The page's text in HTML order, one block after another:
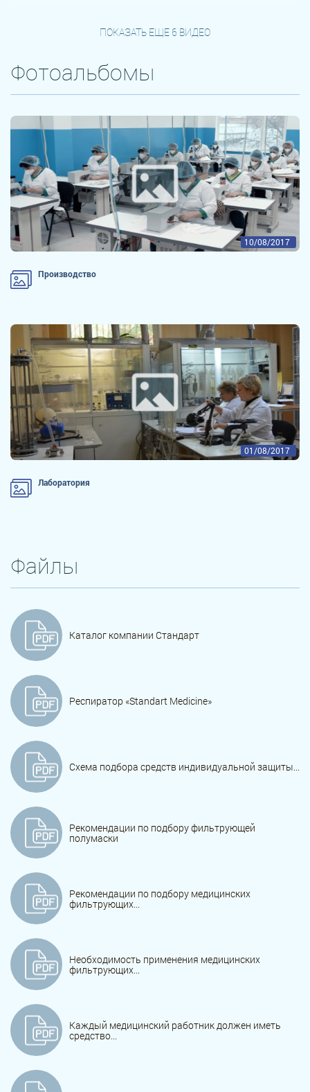
ПОКАЗАТЬ ЕЩЕ 6 ВИДЕО
Фотоальбомы
10/08/2017
Производство
01/08/2017
Лаборатория
Файлы
Каталог компании Стандарт
Респиратор «Standart Medicine»
Схема подбора средств индивидуальной защиты...
Рекомендации по подбору фильтрующей
полумаски
Рекомендации по подбору медицинских
фильтрующих...
Необходимость применения медицинских
фильтрующих...
Каждый медицинский работник должен иметь
средство...